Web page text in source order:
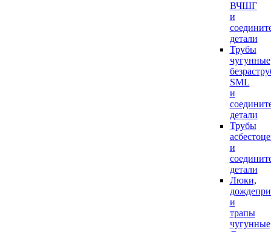
ВЧШГ
и
детали
Трубы
чугунные
SML
и
детали
Трубы
и
детали
Люки,
и
трапы
чугунные